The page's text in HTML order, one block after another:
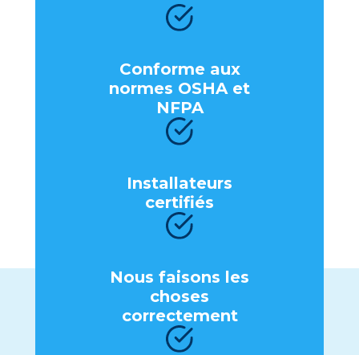
Conformе aux
normеs OSHA еt
NFPA
Installatеurs
cеrtifiés
Nous faisons lеs
chosеs
corrеctеmеnt